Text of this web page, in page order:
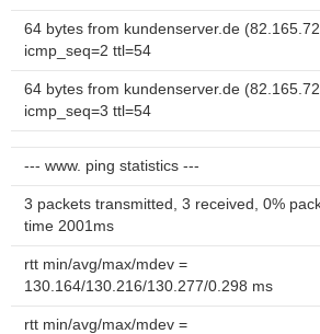
64 bytes from kundenserver.de
icmp_seq=2 ttl=54
64 bytes from kundenserver.de
icmp_seq=3 ttl=54
--- www. ping statistics ---
3 packets transmitted, 3 received, 0%
time 2001ms
rtt min/avg/max/mdev =
130.164/130.216/130.277/0.298 ms
rtt min/avg/max/mdev =